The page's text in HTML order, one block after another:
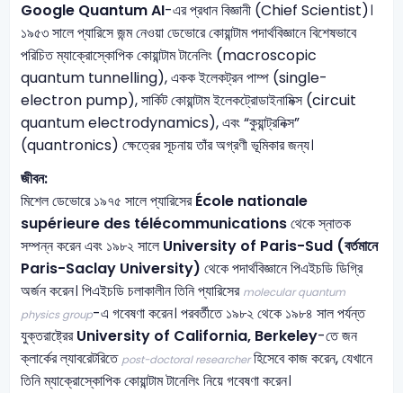
Google Quantum AI-এর প্রধান বিজ্ঞানী (Chief Scientist)।
১৯৫৩ সালে প্যারিসে জন্ম নেওয়া ডেভোরে কোয়ান্টাম পদার্থবিজ্ঞানে বিশেষভাবে
পরিচিত ম্যাক্রোস্কোপিক কোয়ান্টাম টানেলিং (macroscopic
quantum tunnelling), একক ইলেকট্রন পাম্প (single-
electron pump), সার্কিট কোয়ান্টাম ইলেকট্রোডাইনামিক্স (circuit
quantum electrodynamics), এবং “কুয়ান্ট্রনিক্স”
(quantronics) ক্ষেত্রের সূচনায় তাঁর অগ্রণী ভূমিকার জন্য।
জীবন:
মিশেল ডেভোরে ১৯৭৫ সালে প্যারিসেরÉcole nationale
supérieure des télécommunicationsথেকে স্নাতক
সম্পন্ন করেন এবং ১৯৮২ সালেUniversity of Paris-Sud (বর্তমানে
Paris-Saclay University) থেকে পদার্থবিজ্ঞানে পিএইচডি ডিগ্রি
অর্জন করেন। পিএইচডি চলাকালীন তিনি প্যারিসের molecular quantum
physics group-এ গবেষণা করেন। পরবর্তীতে ১৯৮২ থেকে ১৯৮৪ সাল পর্যন্ত
যুক্তরাষ্ট্রেরUniversity of California, Berkeley-তে জন
ক্লার্কের ল্যাবরেটরিতে post-doctoral researcherহিসেবে কাজ করেন, যেখানে
তিনি ম্যাক্রোস্কোপিক কোয়ান্টাম টানেলিং নিয়ে গবেষণা করেন।